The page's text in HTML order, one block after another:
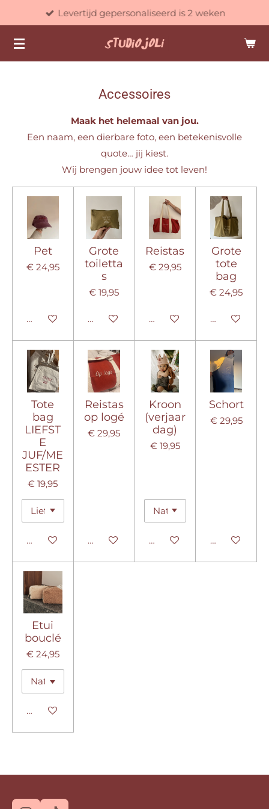
naar
de
Levertijd gepersonaliseerd is 2 weken
Accessoires
Maak het helemaal van jou.
Een naam, een dierbare foto, een betekenisvolle
quote… jij kiest.
Wij brengen jouw idee tot leven!
Pet
€ 24,95
Bekijk details
Grote
toiletta
s
€ 19,95
Bekijk details
Reistas
€ 29,95
Bekijk details
Grote
tote
bag
€ 24,95
Bekijk details
Tote
bag
LIEFST
E
JUF/ME
ESTER
€ 19,95
Bekijk details
Reistas
op logé
€ 29,95
Bekijk details
Kroon
(verjaar
dag)
€ 19,95
Bekijk details
Schort
€ 29,95
Bekijk details
Etui
bouclé
€ 24,95
Bekijk details